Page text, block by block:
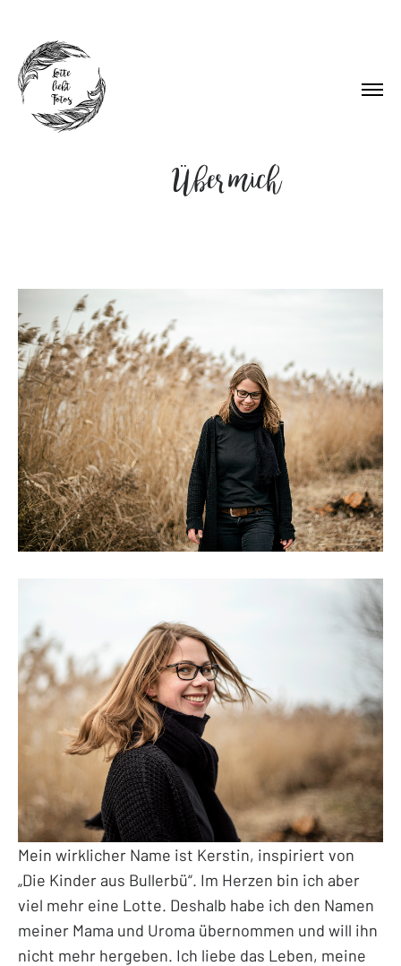
Über mich
Mein wirklicher Name ist Kerstin, inspiriert von
„Die Kinder aus Bullerbü“. Im Herzen bin ich aber
viel mehr eine Lotte. Deshalb habe ich den Namen
meiner Mama und Uroma übernommen und will ihn
nicht mehr hergeben. Ich liebe das Leben, meine